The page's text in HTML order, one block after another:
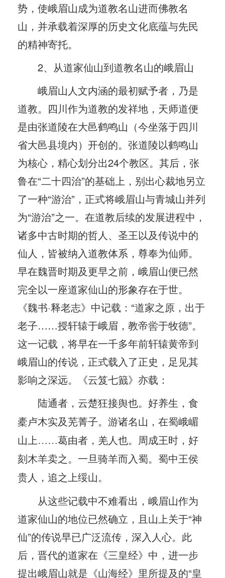
势，使峨眉山成为道教名山进而佛教名
山，并承载着深厚的历史文化底蕴与先民
的精神寄托。
2、从道家仙山到道教名山的峨眉山
峨眉山人文内涵的最初赋予者，乃是
道教。四川作为道教的发祥地，天师道便
是由张道陵在大邑鹤鸣山（今坐落于四川
省大邑县境内）开创的。张道陵以鹤鸣山
为核心，精心划分出24个教区。其后，张
鲁在“二十四治”的基础上，别出心裁地另立
了一种“游治”，正式将峨眉山与青城山并列
为“游治”之一。在道教后续的发展进程中，
诸多中古时期的哲人、圣王以及传说中的
仙人，皆被纳入道教体系，尊奉为仙师。
早在魏晋时期及更早之前，峨眉山便已然
完全以一座道家仙山的形象存在于世。
《魏书·释老志》中记载：“道家之原，出于
老子……授轩辕于峨眉，教帝喾于牧德”。
这一记载，将早在一千多年前轩辕黄帝到
峨眉山的传说，正式载入了正史，足见其
影响之深远。《云笈七籖》亦载：
陆通者，云楚狂接舆也。好养生，食
橐卢木实及芜菁子。游诸名山，在蜀峨嵋
山上……葛由者，羌人也。周成王时，好
刻木羊卖之。一旦骑羊而入蜀。蜀中王侯
贵人，追之上绥山。
从这些记载中不难看出，峨眉山作为
道家仙山的地位已然确立，且山上关于“神
仙”的传说早已广泛流传，深入人心。此
后，晋代的道家在《三皇经》中，进一步
提出峨眉山就是《山海经》里所提及的“皇